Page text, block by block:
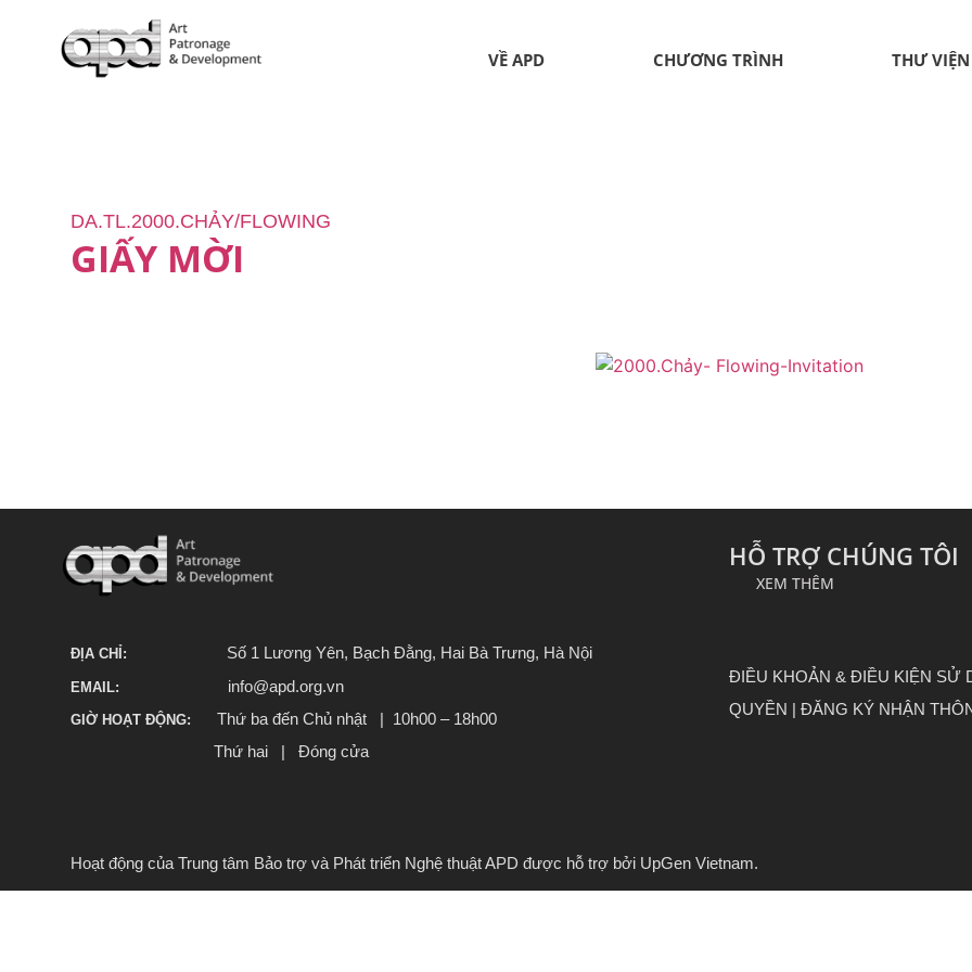
VỀ APD CHƯƠNG TRÌNH THƯ VIỆN
DA.TL.2000.CHẢY/FLOWING
GIẤY MỜI
ĐỊA CHỈ: Số 1 Lương Yên, Bạch Đằng, Hai Bà Trưng, Hà Nội
EMAIL: info@apd.org.vn
GIỜ HOẠT ĐỘNG:
Thứ ba đến Chủ nhật | 10h00 – 18h00
Thứ hai | Đóng cửa
HỖ TRỢ CHÚNG TÔI
XEM THÊM
ĐIỀU KHOẢN & ĐIỀU KIỆN SỬ
QUYỀN |ĐĂNG KÝ NHẬN
Hoạt động của Trung tâm Bảo trợ và Phát triển Nghệ thuật APD được hỗ trợ bởi UpGen Vietnam.